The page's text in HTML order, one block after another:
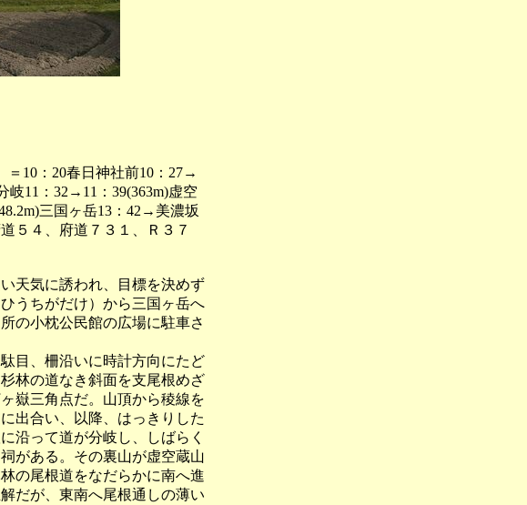
＝10：20春日神社前10：27→
岐11：32→11：39(363m)虚空
三国ヶ岳13：42→美濃坂
５４、府道７３１、Ｒ３７
天気に誘われ、目標を決めず
うちがだけ）から三国ヶ岳へ
の小枕公民館の広場に駐車さ
目、柵沿いに時計方向にたど
林の道なき斜面を支尾根めざ
嶽三角点だ。山頂から稜線を
出合い、以降、はっきりした
沿って道が分岐し、しばらく
がある。その裏山が虚空蔵山
の尾根道をなだらかに南へ進
だが、東南へ尾根通しの薄い